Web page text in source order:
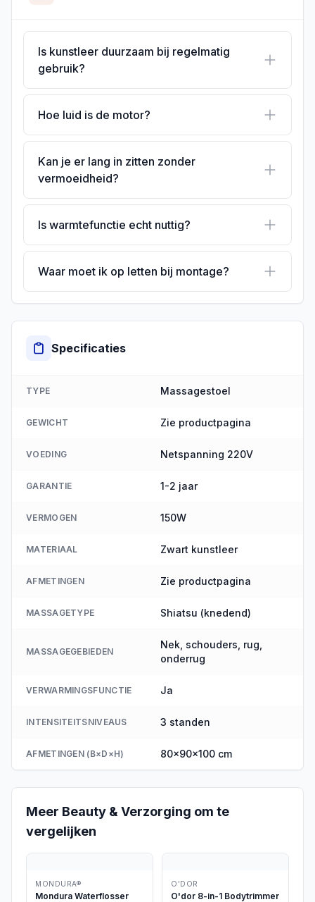
Is kunstleer duurzaam bij regelmatig
gebruik?
Hoe luid is de motor?
Kan je er lang in zitten zonder
vermoeidheid?
Is warmtefunctie echt nuttig?
Waar moet ik op letten bij montage?
Specificaties
TYPE Massagestoel
GEWICHT Zie productpagina
VOEDING Netspanning 220V
GARANTIE 1-2 jaar
VERMOGEN 150W
MATERIAAL Zwart kunstleer
AFMETINGEN Zie productpagina
MASSAGETYPE Shiatsu (knedend)
MASSAGEGEBIEDEN
Nek, schouders, rug,
onderrug
VERWARMINGSFUNCTIE Ja
INTENSITEITSNIVEAUS 3 standen
AFMETINGEN (B×D×H) 80×90×100 cm
Meer Beauty & Verzorging om te
vergelijken
MONDURA®
Mondura Waterflosser
O’DOR
O'dor 8-in-1 Bodytrimmer